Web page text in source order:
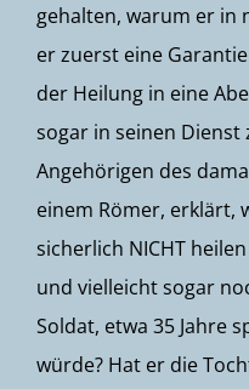
gehalten, warum er in
er zuerst eine
der Heilung in eine
sogar in seinen Dienst
Angehörigen des
einem Römer, erklärt,
sicherlich NICHT
und vielleicht sogar
Soldat, etwa 35 Jahre
würde? Hat er die